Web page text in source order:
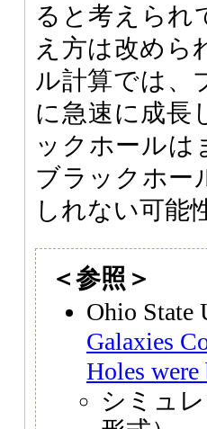
ると考えられ
え方は改めら
ル計算では、
に急速に成長
ックホールは
ブラックホー
しれない可能
＜参照＞
Ohio State
Galaxies
Holes were
シミュ